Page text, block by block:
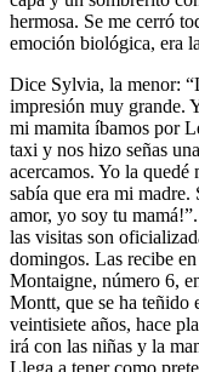
hermosa. Se me cerró
emoción biológica, era
Dice Sylvia, la menor:
impresión muy grande.
mi mamita íbamos por
taxi y nos hizo señas
acercamos. Yo la
sabía que era mi madre.
amor, yo soy tu
las visitas son
domingos. Las recibe
Montaigne, número 6,
Montt, que se ha teñido
veintisiete años, hace
irá con las niñas y la
Llega a tener como